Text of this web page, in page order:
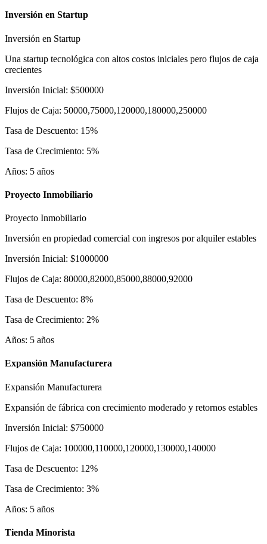
Inversión en Startup
Inversión en Startup
Una startup tecnológica con altos costos iniciales pero flujos de caja
crecientes
Inversión Inicial: $500000
Flujos de Caja: 50000,75000,120000,180000,250000
Tasa de Descuento: 15%
Tasa de Crecimiento: 5%
Años: 5 años
Proyecto Inmobiliario
Proyecto Inmobiliario
Inversión en propiedad comercial con ingresos por alquiler estables
Inversión Inicial: $1000000
Flujos de Caja: 80000,82000,85000,88000,92000
Tasa de Descuento: 8%
Tasa de Crecimiento: 2%
Años: 5 años
Expansión Manufacturera
Expansión Manufacturera
Expansión de fábrica con crecimiento moderado y retornos estables
Inversión Inicial: $750000
Flujos de Caja: 100000,110000,120000,130000,140000
Tasa de Descuento: 12%
Tasa de Crecimiento: 3%
Años: 5 años
Tienda Minorista